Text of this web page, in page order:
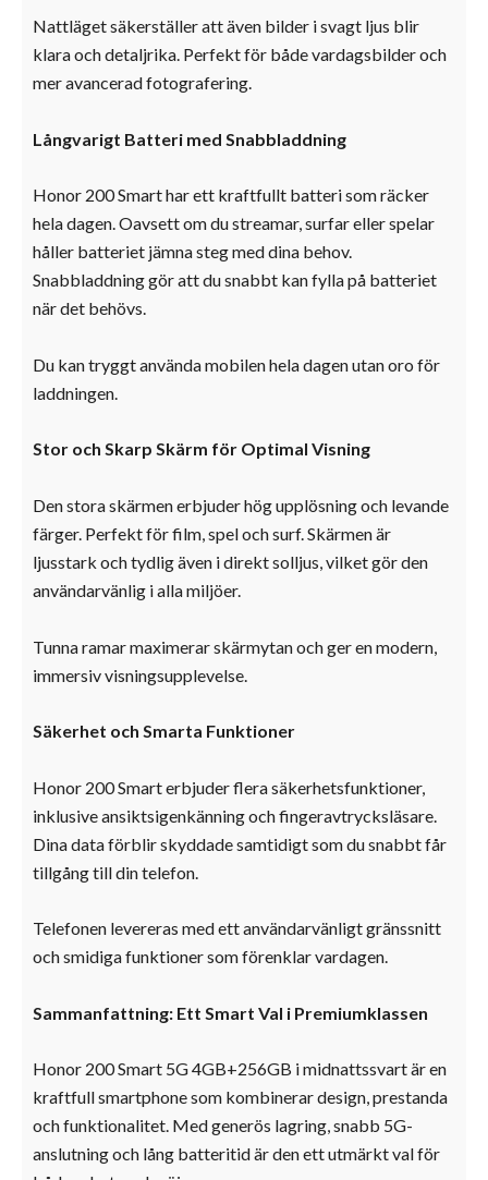
Nattläget säkerställer att även bilder i svagt ljus blir
klara och detaljrika. Perfekt för både vardagsbilder och
mer avancerad fotografering.
Långvarigt Batteri med Snabbladdning
Honor 200 Smart har ett kraftfullt batteri som räcker
hela dagen. Oavsett om du streamar, surfar eller spelar
håller batteriet jämna steg med dina behov.
Snabbladdning gör att du snabbt kan fylla på batteriet
när det behövs.
Du kan tryggt använda mobilen hela dagen utan oro för
laddningen.
Stor och Skarp Skärm för Optimal Visning
Den stora skärmen erbjuder hög upplösning och levande
färger. Perfekt för film, spel och surf. Skärmen är
ljusstark och tydlig även i direkt solljus, vilket gör den
användarvänlig i alla miljöer.
Tunna ramar maximerar skärmytan och ger en modern,
immersiv visningsupplevelse.
Säkerhet och Smarta Funktioner
Honor 200 Smart erbjuder flera säkerhetsfunktioner,
inklusive ansiktsigenkänning och fingeravtrycksläsare.
Dina data förblir skyddade samtidigt som du snabbt får
tillgång till din telefon.
Telefonen levereras med ett användarvänligt gränssnitt
och smidiga funktioner som förenklar vardagen.
Sammanfattning: Ett Smart Val i Premiumklassen
Honor 200 Smart 5G 4GB+256GB i midnattssvart är en
kraftfull smartphone som kombinerar design, prestanda
och funktionalitet. Med generös lagring, snabb 5G-
anslutning och lång batteritid är den ett utmärkt val för